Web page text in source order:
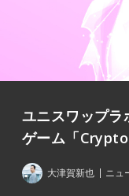
ユニスワップラ
ゲーム「
大津賀新也 ニュ